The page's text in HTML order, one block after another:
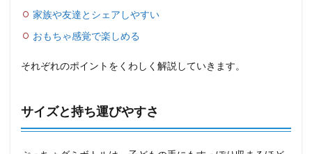
家族や友達とシェアしやすい
おもちゃ感覚で楽しめる
それぞれのポイントをくわしく解説していきます。
サイズと持ち運びやすさ